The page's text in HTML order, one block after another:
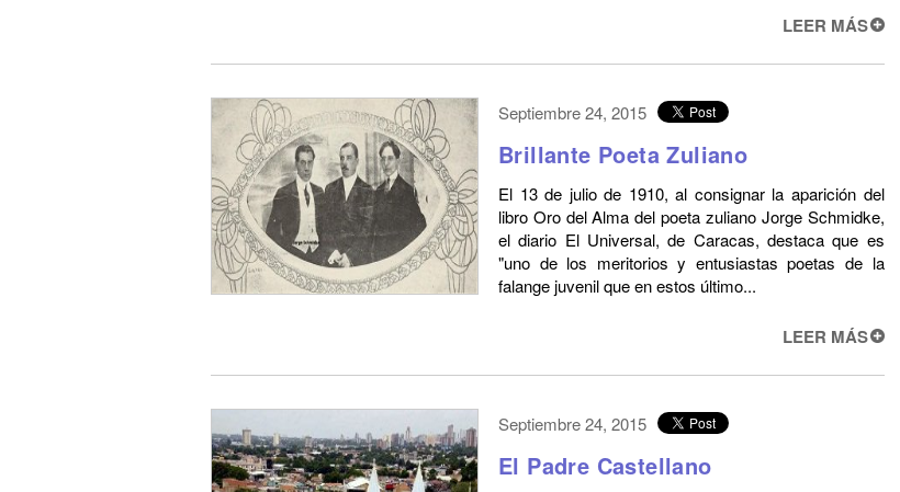
LEER MÁS
Septiembre 24, 2015
Brillante Poeta Zuliano
El 13 de julio de 1910, al consignar la aparición del
libro Oro del Alma del poeta zuliano Jorge Schmidke,
el diario El Universal, de Caracas, destaca que es
"uno de los meritorios y entusiastas poetas de la
falange juvenil que en estos último...
LEER MÁS
Septiembre 24, 2015
El Padre Castellano